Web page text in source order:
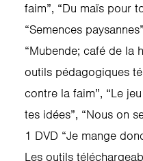
faim”, “Du maïs pour
“Semences
“Mubende; café de la
outils pédagogiques
contre la faim”, “Le
tes idées”, “Nous on
1 DVD “Je mange
Les outils